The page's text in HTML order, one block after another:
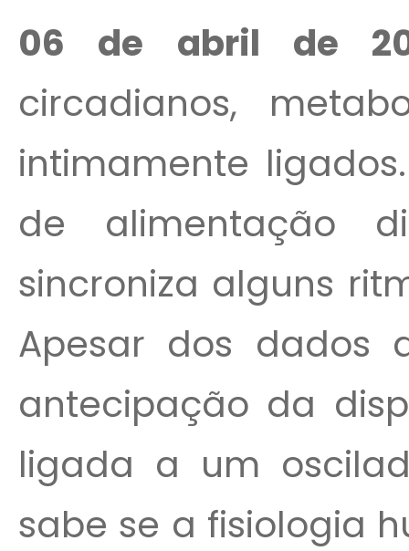
06 de abril de
circadianos,
intimamente
de alimentação
sincroniza alguns
Apesar dos dados
antecipação da
ligada a um
sabe se a fisiologia